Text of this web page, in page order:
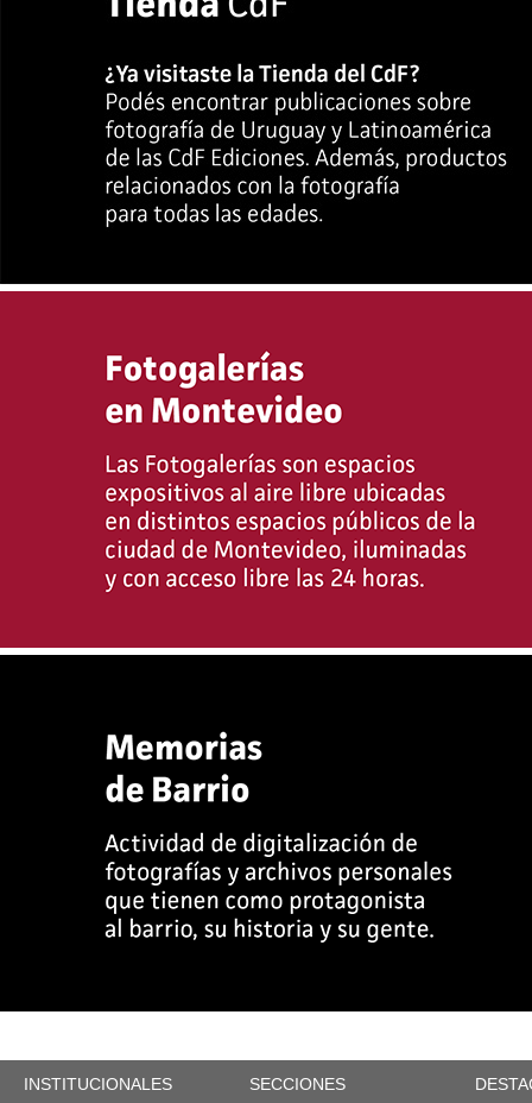
INSTITUCIONALES SECCIONES